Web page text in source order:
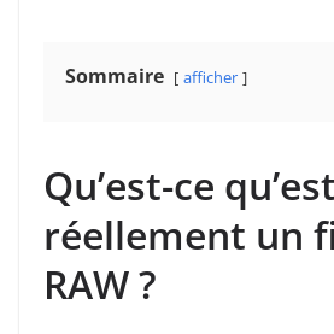
Sommaire afficher
Qu’est-ce qu’est
réellement un
RAW ?